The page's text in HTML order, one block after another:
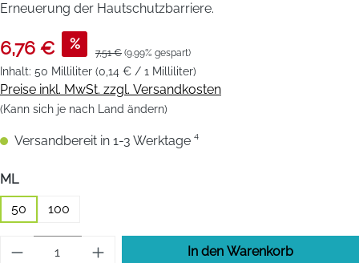
Erneuerung der Hautschutzbarriere.
6,76 € %
7,51 € (9.99% gespart)
Inhalt: 50 Milliliter (0,14 € / 1 Milliliter)
Preise inkl. MwSt. zzgl. Versandkosten
(Kann sich je nach Land ändern)
Versandbereit in 1-3 Werktage ⁴
MLauswählen
50
100
Produkt Anzahl: Gib den gewünschten
In den Warenkorb